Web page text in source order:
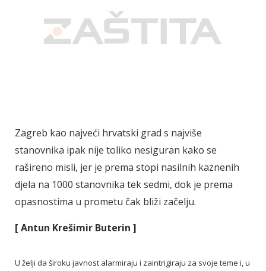
Zagreb kao najveći hrvatski grad s najviše
stanovnika ipak nije toliko nesiguran kako se
rašireno misli, jer je prema stopi nasilnih kaznenih
djela na 1000 stanovnika tek sedmi, dok je prema
opasnostima u prometu čak bliži začelju.
[ Antun Krešimir Buterin ]
U želji da široku javnost alarmiraju i zaintrigiraju za svoje teme i, u